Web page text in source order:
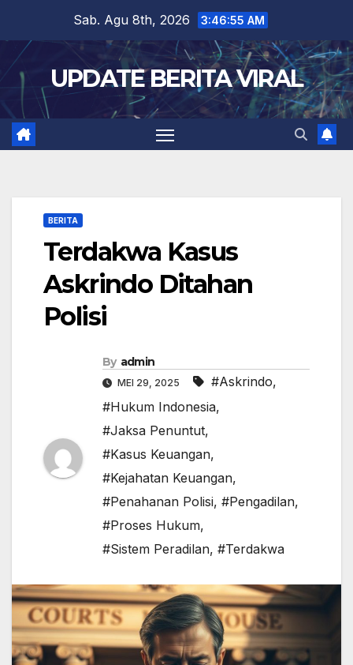
content
Sab. Agu 8th, 2026 3:46:56 AM
UPDATE BERITA VIRAL
BERITA
Terdakwa Kasus
Askrindo Ditahan
Polisi
By admin
MEI 29, 2025 #Askrindo,
#Hukum Indonesia,
#Jaksa Penuntut,
#Kasus Keuangan,
#Kejahatan Keuangan,
#Penahanan Polisi, #Pengadilan,
#Proses Hukum,
#Sistem Peradilan, #Terdakwa